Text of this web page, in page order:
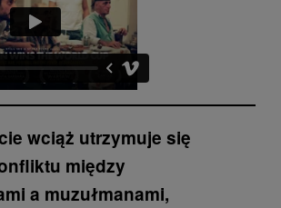
wciąż utrzymuje się
między
a muzułmanami,